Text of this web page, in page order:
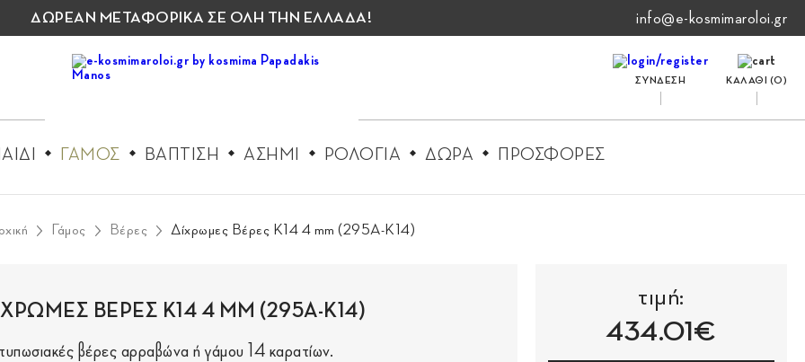
ΔΩΡΕΑΝ ΜΕΤΑΦΟΡΙΚΑ ΣΕ ΟΛΗ ΤΗΝ ΕΛΛΑΔΑ! info@e-kosmimaroloi.gr
ΣΥΝΔΕΣΗ ΚΑΛΑΘΙ (0)
ΓΑΜΟΣ ΒΑΠΤΙΣΗ ΑΣΗΜΙ ΡΟΛΟΓΙΑ ΔΩΡΑ ΠΡΟΣΦΟΡΕΣ
Γάμος Βέρες Δίχρωμες Βέρες K14 4 mm (295A-K14)
ΒΕΡΕΣ K14 4 MM (295A-K14)
βέρες αρραβώνα ή γάμου 14 καρατίων.
τιμή:
434.01€